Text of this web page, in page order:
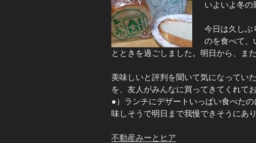
いよいよ冬の
今日は久しぶ
のを食べて、
とときを過ごしました。明日から、ま
美味しいと評判を聞いて気になってい
を、友人がみんなに買ってきてくれて
●）ランチにデザートいっぱい食べた
味しそうで明日まで我慢できそうにあ
不動産みーと ヒア